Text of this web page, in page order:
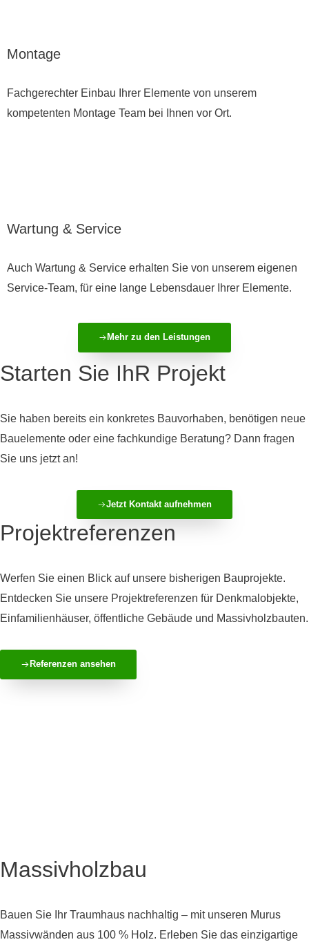
Montage
Fachgerechter Einbau Ihrer Elemente von unserem
kompetenten Montage Team bei Ihnen vor Ort.
Wartung & Service
Auch Wartung & Service erhalten Sie von unserem eigenen
Service-Team, für eine lange Lebensdauer Ihrer Elemente.
Mehr zu den Leistungen
Starten Sie IhR Projekt
Sie haben bereits ein konkretes Bauvorhaben, benötigen neue
Bauelemente oder eine fachkundige Beratung? Dann fragen
Sie uns jetzt an!
Jetzt Kontakt aufnehmen
Projektreferenzen
Werfen Sie einen Blick auf unsere bisherigen Bauprojekte.
Entdecken Sie unsere Projektreferenzen für Denkmalobjekte,
Einfamilienhäuser, öffentliche Gebäude und Massivholzbauten.
Referenzen ansehen
Massivholzbau
Bauen Sie Ihr Traumhaus nachhaltig – mit unseren Murus
Massivwänden aus 100 % Holz. Erleben Sie das einzigartige